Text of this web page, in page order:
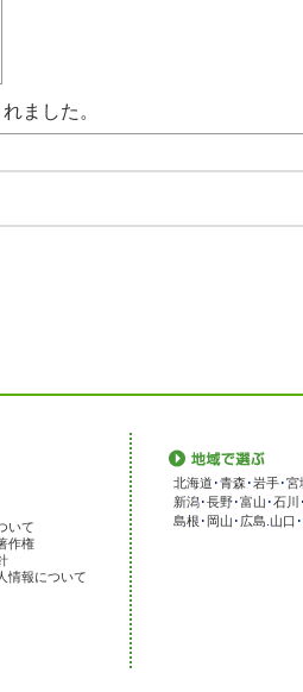
ました。
いて
作権
情報について
北海道 ･青森･岩手･宮
新潟･長野･富山 ･石川 ･
島根 ･ 岡山 ･ 広島 山口 ･